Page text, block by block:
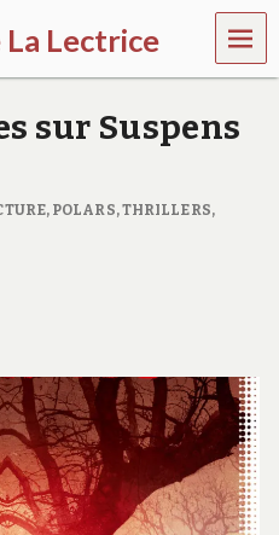
La Lectrice
MEN
U
sur Suspens
, POLARS, THRILLERS,